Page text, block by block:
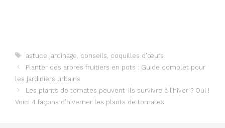
Étiquettes
astuce jardinage conseils coquilles d'œufs
Planter des arbres fruitiers en pots : Guide complet pour
les jardiniers urbains
Les plants de tomates peuvent-ils survivre à l’hiver ? Oui !
Voici 4 façons d’hiverner les plants de tomates